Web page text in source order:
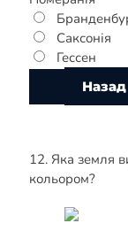
Саксонія
Гессен
12. Яка земля
кольором?